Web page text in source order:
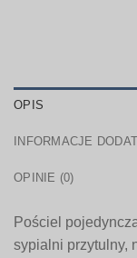
OPIS
INFORMACJE
OPINIE (0)
Pościel
sypialni przytulny,